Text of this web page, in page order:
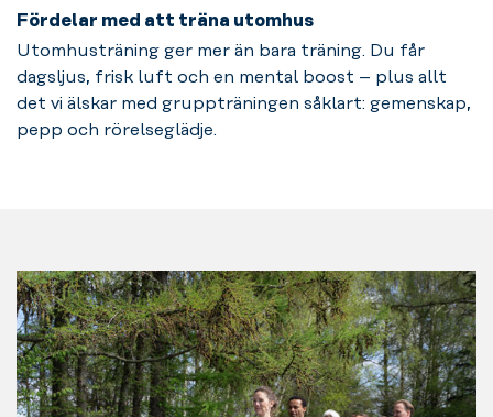
Fördelar med att träna utomhus
Utomhusträning ger mer än bara träning. Du får
dagsljus, frisk luft och en mental boost – plus allt
det vi älskar med gruppträningen såklart: gemenskap,
pepp och rörelseglädje.